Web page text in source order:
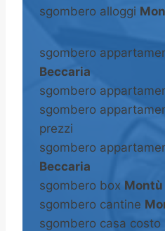
sgombero alloggi
sgombero
Beccaria
sgombero
sgombero
prezzi
sgombero
Beccaria
sgombero box Montù
sgombero cantine
sgombero casa costo